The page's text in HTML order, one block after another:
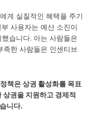
게 실질적인 혜택을 주기
사용자는 예산 소진이
습니다. 아는 사람들은
족한 사람들은 인센티브
책은 상권 활성화를 목표
권을 지원하고 경제적
니다.